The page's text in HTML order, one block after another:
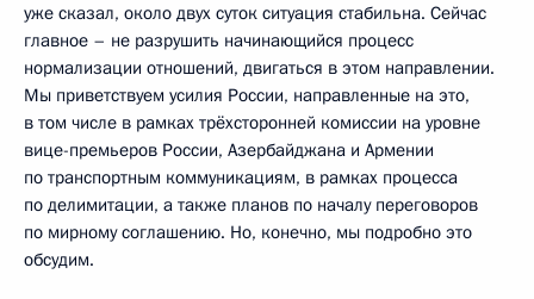
уже сказал, около двух суток ситуация стабильна. Сейчас
главное – не разрушить начинающийся процесс
нормализации отношений, двигаться в этом направлении.
Мы приветствуем усилия России, направленные на это,
в том числе в рамках трёхсторонней комиссии на уровне
вице-премьеров России, Азербайджана и Армении
по транспортным коммуникациям, в рамках процесса
по делимитации, а также планов по началу переговоров
по мирному соглашению. Но, конечно, мы подробно это
обсудим.